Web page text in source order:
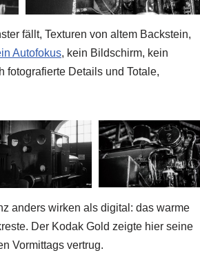
fällt, Texturen von altem Backstein,
Autofokus, kein Bildschirm, kein
fotografierte Details und Totale,
anders wirken als digital: das warme
Der Kodak Gold zeigte hier seine
Vormittags vertrug.